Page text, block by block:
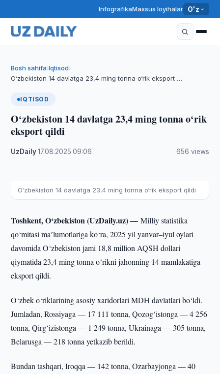
InfografikaMaxsus loyihalar O'z
Bosh sahifa›Iqtisod›
O‘zbekiston 14 davlatga 23,4 ming tonna o‘rik eksport …
IQTISOD
O‘zbekiston 14 davlatga 23,4 ming tonna o‘rik
eksport qildi
UzDaily·17.08.2025 ·09:06 656 views
O‘zbekiston 14 davlatga 23,4 ming tonna o‘rik eksport qildi
Toshkent, O‘zbekiston (UzDaily.uz) —Milliy statistika
qo‘mitasi maʼlumotlariga ko‘ra, 2025 yil yanvar–iyul oylari
davomida O‘zbekiston jami 18,8 million AQSH dollari
qiymatida 23,4 ming tonna o‘rikni jahonning 14 mamlakatiga
eksport qildi.
O‘zbek o‘riklarining asosiy xaridorlari MDH davlatlari bo‘ldi.
Jumladan, Rossiyaga — 17 111 tonna, Qozog‘istonga — 4 256
tonna, Qirg‘izistonga — 1 249 tonna, Ukrainaga — 305 tonna,
Belarusga — 218 tonna yetkazib berildi.
Bundan tashqari, Iroqqa — 142 tonna, Ozarbayjonga — 40